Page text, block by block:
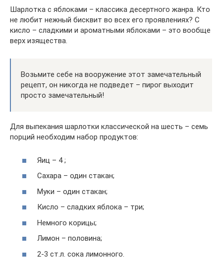
Шарлотка с яблоками – классика десертного жанра. Кто
не любит нежный бисквит во всех его проявлениях? С
кисло – сладкими и ароматными яблоками – это вообще
верх изящества.
Возьмите себе на вооружение этот замечательный
рецепт, он никогда не подведет – пирог выходит
просто замечательный!
Для выпекания шарлотки классической на шесть – семь
порций необходим набор продуктов:
Яиц – 4 ;
Сахара – один стакан;
Муки – один стакан;
Кисло – сладких яблока – три;
Немного корицы;
Лимон – половина;
2-3 ст.л. сока лимонного.